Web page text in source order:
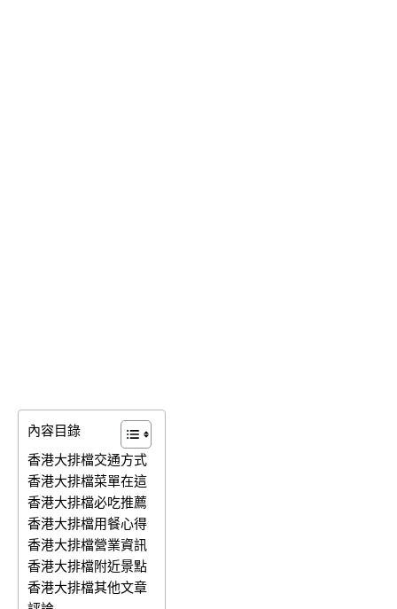
內容目錄
香港大排檔交通方式
香港大排檔菜單在這
香港大排檔必吃推薦
香港大排檔用餐心得
香港大排檔營業資訊
香港大排檔附近景點
香港大排檔其他文章